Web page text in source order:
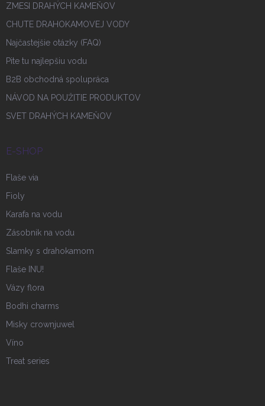
ZMESI DRAHÝCH KAMEŇOV
CHUTE DRAHOKAMOVEJ VODY
Najčastejšie otázky (FAQ)
Pite tu najlepšiu vodu
B2B obchodná spolupráca
NÁVOD NA POUŽITIE PRODUKTOV
SVET DRAHÝCH KAMEŇOV
E-SHOP
Flaše via
Fioly
Karafa na vodu
Zásobnik na vodu
Slamky s drahokamom
Flaše INU!
Vázy flora
Bodhi charms
Misky crownjuwel
Víno
Treat series